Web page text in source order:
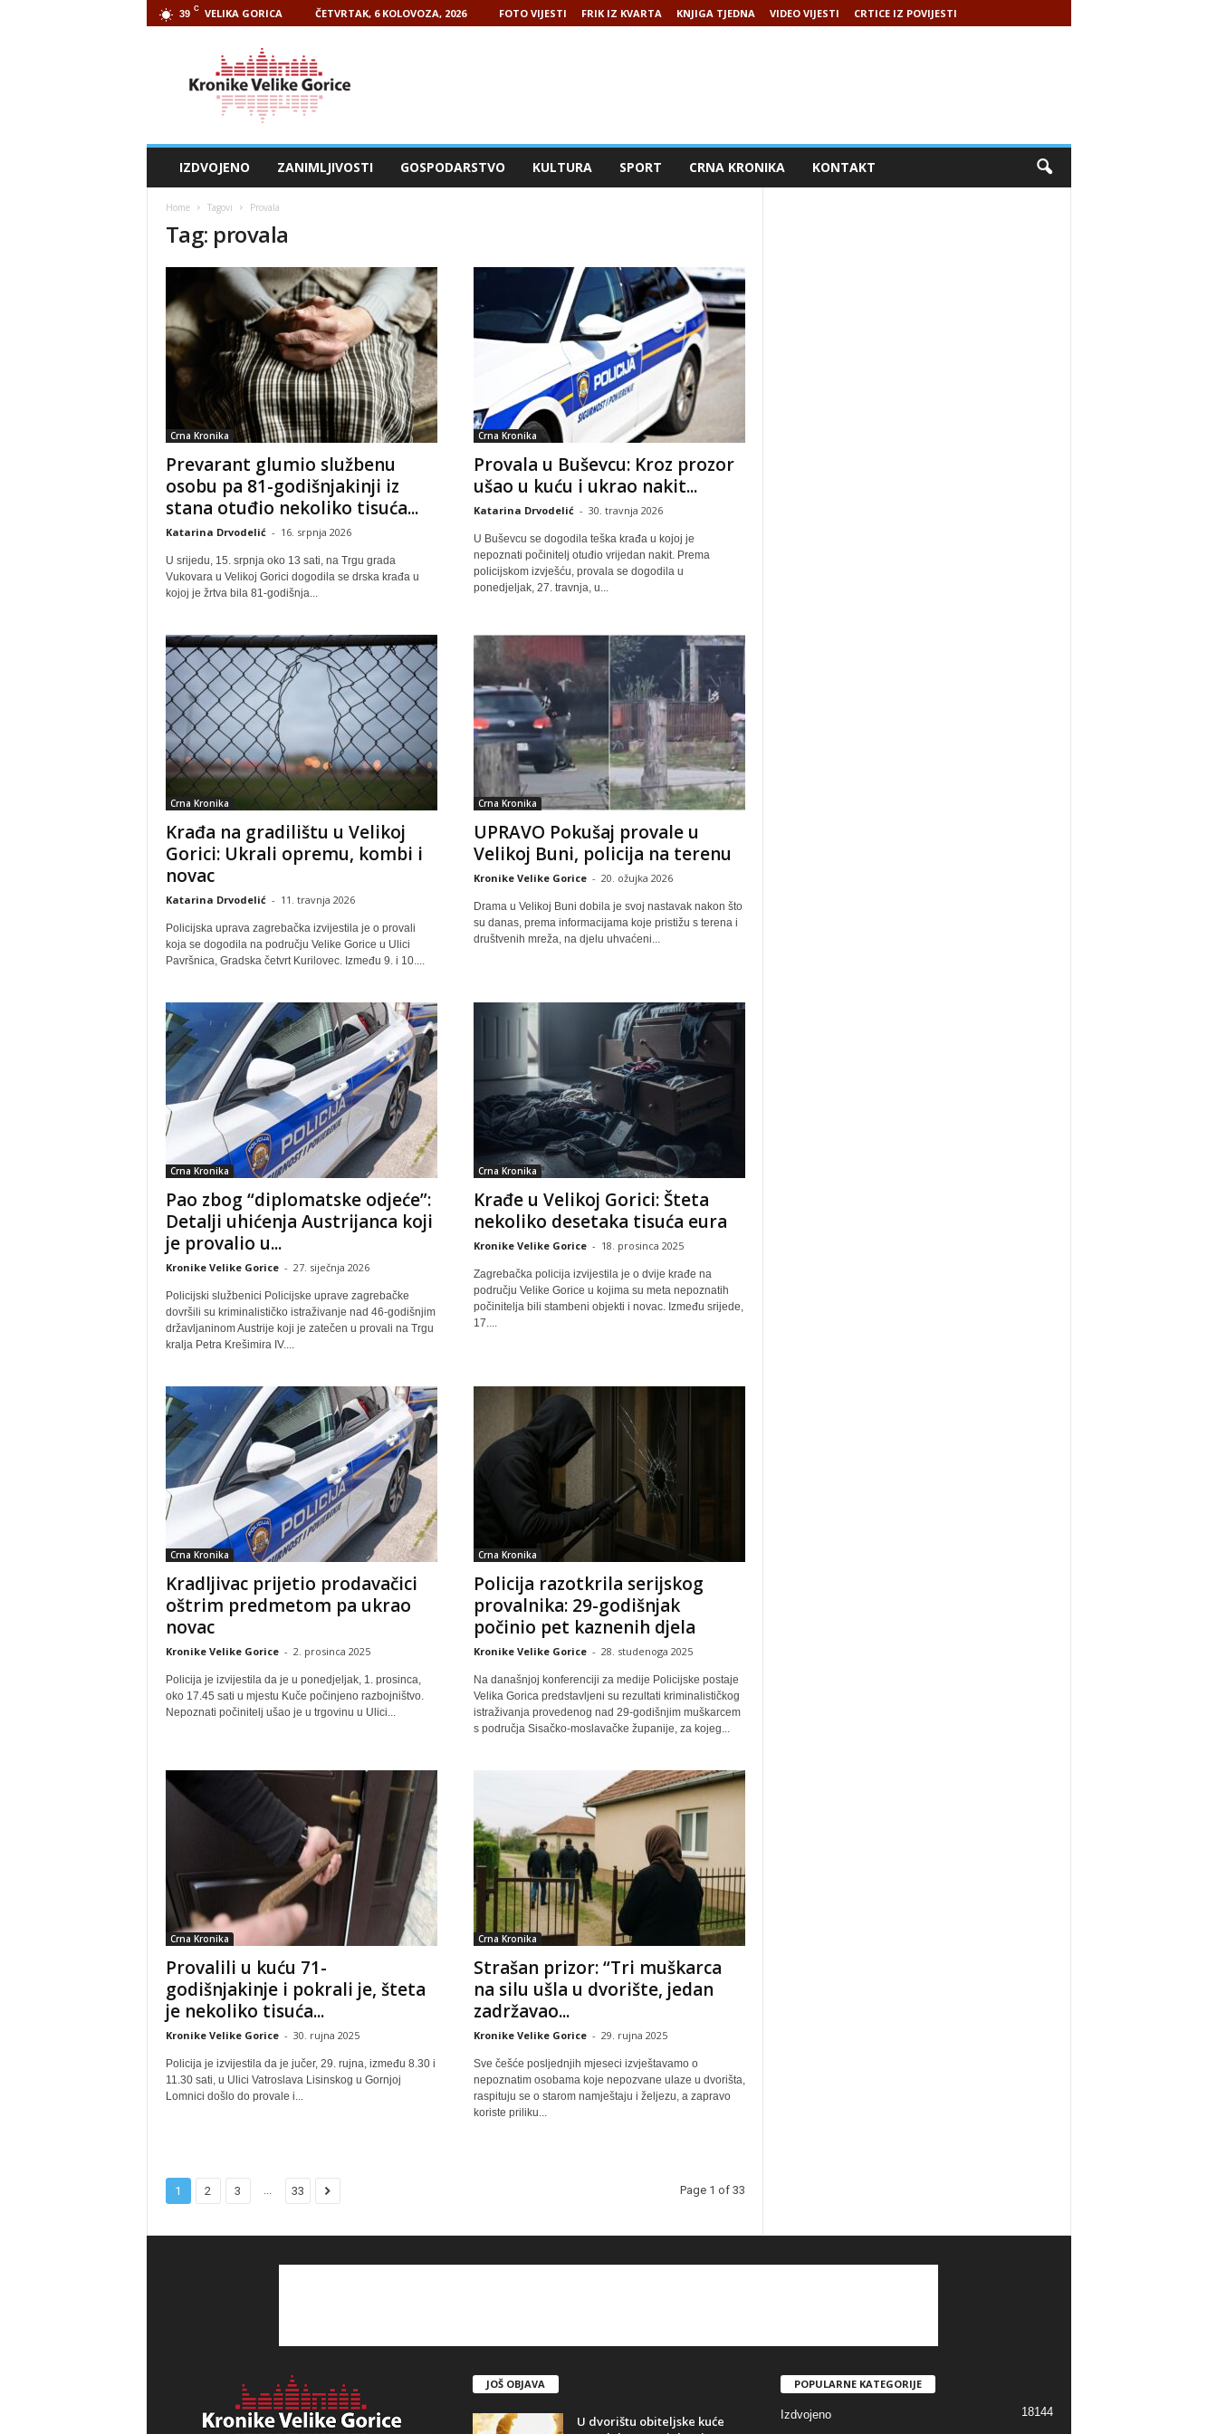
39 C VELIKA GORICA ČETVRTAK, 6 KOLOVOZA, 2026 FOTO VIJESTI FRIK IZ KVARTA KNJIGA TJEDNA VIDEO VIJESTI CRTICE IZ POVIJESTI
IZDVOJENO ZANIMLJIVOSTI GOSPODARSTVO KULTURA SPORT CRNA KRONIKA KONTAKT
Home Tagovi Provala
Tag: provala
Crna Kronika
Prevarant glumio službenu
osobu pa 81-godišnjakinji iz
stana otuđio nekoliko tisuća...
Katarina Drvodelić - 16. srpnja 2026
U srijedu, 15. srpnja oko 13 sati, na Trgu grada
Vukovara u Velikoj Gorici dogodila se drska krađa u
kojoj je žrtva bila 81-godišnja...
Crna Kronika
Provala u Buševcu: Kroz prozor
ušao u kuću i ukrao nakit...
Katarina Drvodelić - 30. travnja 2026
U Buševcu se dogodila teška krađa u kojoj je
nepoznati počinitelj otuđio vrijedan nakit. Prema
policijskom izvješću, provala se dogodila u
ponedjeljak, 27. travnja, u...
Crna Kronika
Krađa na gradilištu u Velikoj
Gorici: Ukrali opremu, kombi i
novac
Katarina Drvodelić - 11. travnja 2026
Policijska uprava zagrebačka izvijestila je o provali
koja se dogodila na području Velike Gorice u Ulici
Pavršnica, Gradska četvrt Kurilovec. Između 9. i 10....
Crna Kronika
UPRAVO Pokušaj provale u
Velikoj Buni, policija na terenu
Kronike Velike Gorice - 20. ožujka 2026
Drama u Velikoj Buni dobila je svoj nastavak nakon što
su danas, prema informacijama koje pristižu s terena i
društvenih mreža, na djelu uhvaćeni...
Crna Kronika
Pao zbog “diplomatske odjeće”:
Detalji uhićenja Austrijanca koji
je provalio u...
Kronike Velike Gorice - 27. siječnja 2026
Policijski službenici Policijske uprave zagrebačke
dovršili su kriminalističko istraživanje nad 46-godišnjim
državljaninom Austrije koji je zatečen u provali na Trgu
kralja Petra Krešimira IV....
Crna Kronika
Krađe u Velikoj Gorici: Šteta
nekoliko desetaka tisuća eura
Kronike Velike Gorice - 18. prosinca 2025
Zagrebačka policija izvijestila je o dvije krađe na
području Velike Gorice u kojima su meta nepoznatih
počinitelja bili stambeni objekti i novac. Između srijede,
17....
Crna Kronika
Kradljivac prijetio prodavačici
oštrim predmetom pa ukrao
novac
Kronike Velike Gorice - 2. prosinca 2025
Policija je izvijestila da je u ponedjeljak, 1. prosinca,
oko 17.45 sati u mjestu Kuče počinjeno razbojništvo.
Nepoznati počinitelj ušao je u trgovinu u Ulici...
Crna Kronika
Policija razotkrila serijskog
provalnika: 29-godišnjak
počinio pet kaznenih djela
Kronike Velike Gorice - 28. studenoga 2025
Na današnjoj konferenciji za medije Policijske postaje
Velika Gorica predstavljeni su rezultati kriminalističkog
istraživanja provedenog nad 29-godišnjim muškarcem
s područja Sisačko-moslavačke županije, za kojeg...
Crna Kronika
Provalili u kuću 71-
godišnjakinje i pokrali je, šteta
je nekoliko tisuća...
Kronike Velike Gorice - 30. rujna 2025
Policija je izvijestila da je jučer, 29. rujna, između 8.30 i
11.30 sati, u Ulici Vatroslava Lisinskog u Gornjoj
Lomnici došlo do provale i...
Crna Kronika
Strašan prizor: “Tri muškarca
na silu ušla u dvorište, jedan
zadržavao...
Kronike Velike Gorice - 29. rujna 2025
Sve češće posljednjih mjeseci izvještavamo o
nepoznatim osobama koje nepozvane ulaze u dvorišta,
raspituju se o starom namještaju i željezu, a zapravo
koriste priliku...
1 2 3 ... 33 Page 1 of 33
JOŠ OBJAVA
U dvorištu obiteljske kuće
POPULARNE KATEGORIJE
Izdvojeno
18144